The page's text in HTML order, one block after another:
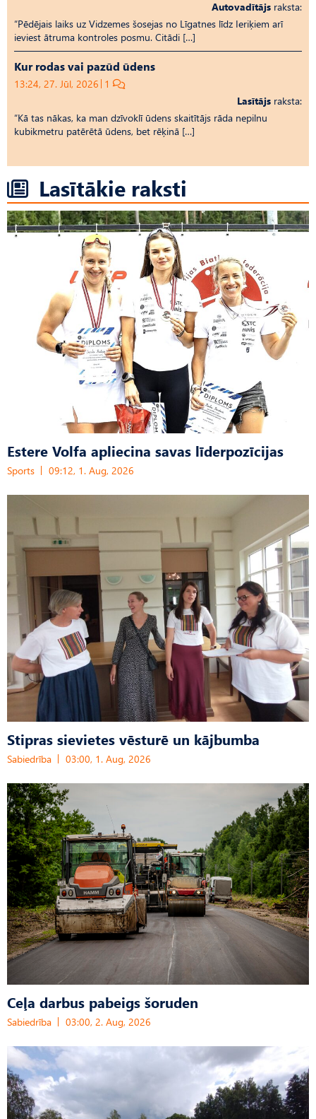
Autovadītājs raksta:
“Pēdējais laiks uz Vid­ze­mes šosejas no Līgatnes līdz Ieriķiem arī
ieviest ātruma kontroles posmu. Citādi […]
Kur rodas vai pazūd ūdens
13:24, 27. Jūl, 2026 1
Lasītājs raksta:
“Kā tas nākas, ka man dzīvoklī ūdens skaitītājs rāda nepilnu
kubikmetru patērētā ūdens, bet rēķinā […]
Lasītākie raksti
Estere Volfa apliecina savas līderpozīcijas
Sports 09:12, 1. Aug, 2026
Stipras sievietes vēsturē un kājbumba
Sabiedrība 03:00, 1. Aug, 2026
Ceļa darbus pabeigs šoruden
Sabiedrība 03:00, 2. Aug, 2026